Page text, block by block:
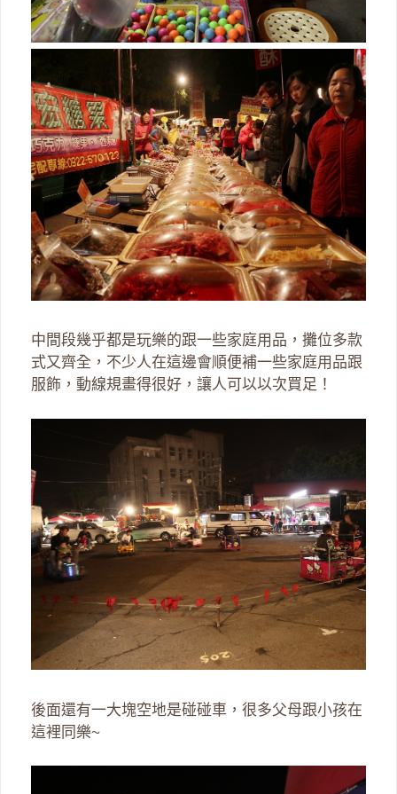
中間段幾乎都是玩樂的跟一些家庭用品，攤位多款
式又齊全，不少人在這邊會順便補一些家庭用品跟
服飾，動線規畫得很好，讓人可以以次買足！
後面還有一大塊空地是碰碰車，很多父母跟小孩在
這裡同樂~